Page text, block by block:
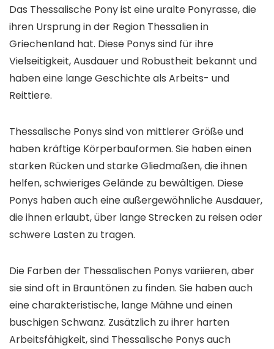
Das Thessalische Pony ist eine uralte Ponyrasse, die
ihren Ursprung in der Region Thessalien in
Griechenland hat. Diese Ponys sind für ihre
Vielseitigkeit, Ausdauer und Robustheit bekannt und
haben eine lange Geschichte als Arbeits- und
Reittiere.
Thessalische Ponys sind von mittlerer Größe und
haben kräftige Körperbauformen. Sie haben einen
starken Rücken und starke Gliedmaßen, die ihnen
helfen, schwieriges Gelände zu bewältigen. Diese
Ponys haben auch eine außergewöhnliche Ausdauer,
die ihnen erlaubt, über lange Strecken zu reisen oder
schwere Lasten zu tragen.
Die Farben der Thessalischen Ponys variieren, aber
sie sind oft in Brauntönen zu finden. Sie haben auch
eine charakteristische, lange Mähne und einen
buschigen Schwanz. Zusätzlich zu ihrer harten
Arbeitsfähigkeit, sind Thessalische Ponys auch